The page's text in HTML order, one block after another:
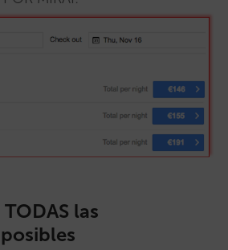
las